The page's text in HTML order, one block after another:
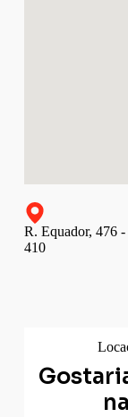
R. Equador, 476
410